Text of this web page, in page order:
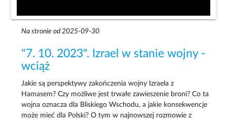
Na stronie od 2025-09-30
"7. 10. 2023". Izrael w stanie wojny -
wciąż
Jakie są perspektywy zakończenia wojny Izraela z
Hamasem? Czy możliwe jest trwałe zawieszenie broni? Co ta
wojna oznacza dla Bliskiego Wschodu, a jakie konsekwencje
może mieć dla Polski? O tym w najnowszej rozmowie z